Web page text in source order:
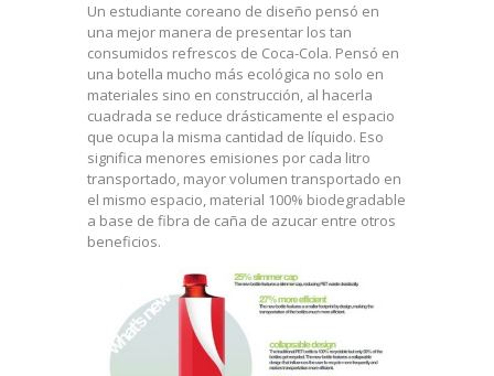
Un estudiante coreano de diseño pensó en
una mejor manera de presentar los tan
consumidos refrescos de Coca-Cola. Pensó en
una botella mucho más ecológica no solo en
materiales sino en construcción, al hacerla
cuadrada se reduce drásticamente el espacio
que ocupa la misma cantidad de líquido. Eso
significa menores emisiones por cada litro
transportado, mayor volumen transportado en
el mismo espacio, material 100% biodegradable
a base de fibra de caña de azucar entre otros
beneficios.